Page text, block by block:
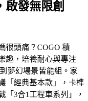
啟發無限創
很頭痛？COGO 積
趣，培養耐心與專注
夢幻場景皆能組。家
「經典基本款」，卡榫
「3合1工程車系列」，